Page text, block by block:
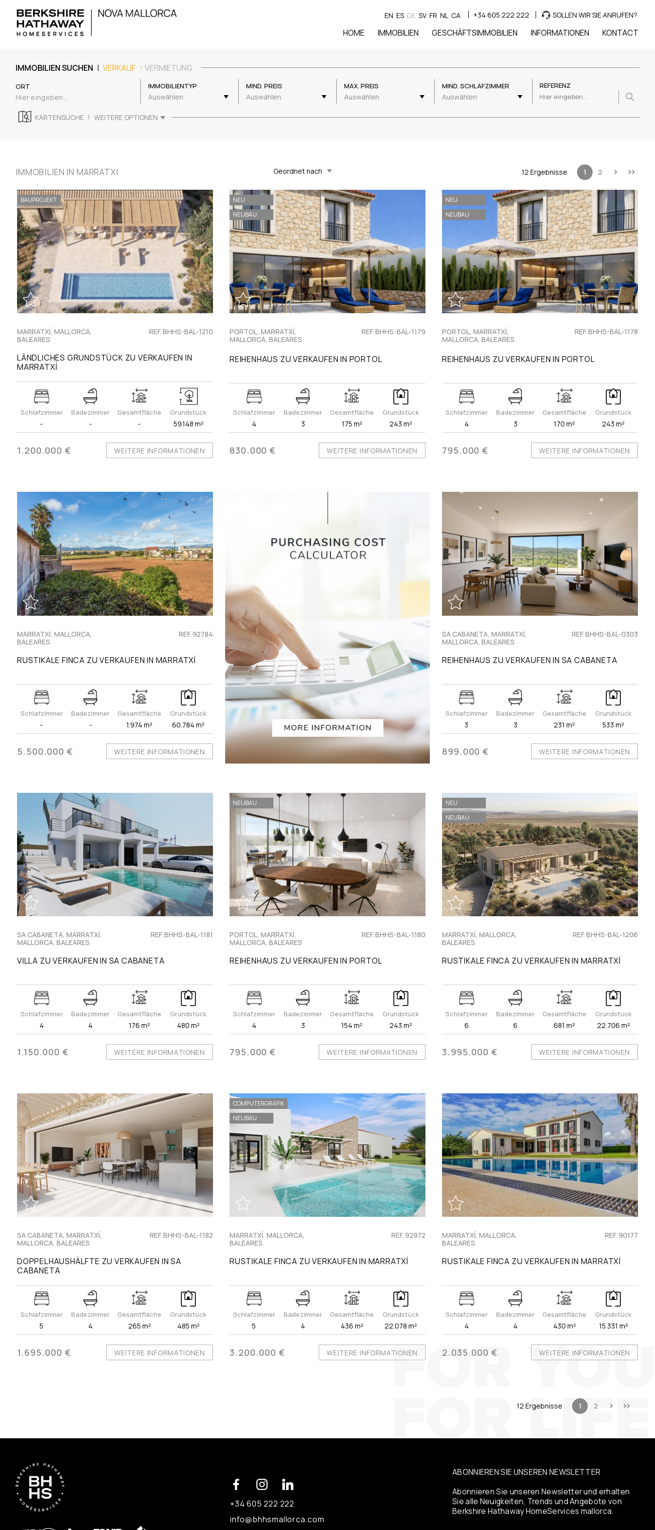
EN ES DE SV FR NL CA +34 605 222 222 SOLLEN WIR SIE ANRUFEN?
HOME IMMOBILIEN GESCHÄFTSIMMOBILIEN INFORMATIONEN KONTACT
IMMOBILIEN SUCHEN | VERKAUF VERMIETUNG
ORT IMMOBILIENTYP
Auswählen
MIND. PREIS
Auswählen
MAX. PREIS
Auswählen
MIND. SCHLAFZIMMER
Auswählen
REFERENZ
KARTENSUCHE | WEITERE OPTIONEN
IMMOBILIEN IN MARRATXI Updated Descending 12 Ergebnisse 1 2
BAUPROJEKT
MARRATXÍ, MALLORCA,
BALEARES
REF. BHHS-BAL-1210
LÄNDLICHES GRUNDSTÜCK ZU VERKAUFEN IN
MARRATXÍ
Schlafzimmer
-
Badezimmer
-
Gesamtfläche
-
Grundstück
59.148 m²
1.200.000 € WEITERE INFORMATIONEN
NEU
NEUBAU
PORTOL, MARRATXÍ,
MALLORCA, BALEARES
REF. BHHS-BAL-1179
REIHENHAUS ZU VERKAUFEN IN PORTOL
Schlafzimmer
4
Badezimmer
3
Gesamtfläche
175 m²
Grundstück
243 m²
830.000 € WEITERE INFORMATIONEN
NEU
NEUBAU
PORTOL, MARRATXÍ,
MALLORCA, BALEARES
REF. BHHS-BAL-1178
REIHENHAUS ZU VERKAUFEN IN PORTOL
Schlafzimmer
4
Badezimmer
3
Gesamtfläche
170 m²
Grundstück
243 m²
795.000 € WEITERE INFORMATIONEN
MARRATXÍ, MALLORCA,
BALEARES
REF. 92784
RUSTIKALE FINCA ZU VERKAUFEN IN MARRATXÍ
Schlafzimmer
-
Badezimmer
-
Gesamtfläche
1.974 m²
Grundstück
60.784 m²
5.500.000 € WEITERE INFORMATIONEN
SA CABANETA, MARRATXÍ,
MALLORCA, BALEARES
REF. BHHS-BAL-0303
REIHENHAUS ZU VERKAUFEN IN SA CABANETA
Schlafzimmer
3
Badezimmer
3
Gesamtfläche
231 m²
Grundstück
533 m²
899.000 € WEITERE INFORMATIONEN
SA CABANETA, MARRATXÍ,
MALLORCA, BALEARES
REF. BHHS-BAL-1181
VILLA ZU VERKAUFEN IN SA CABANETA
Schlafzimmer
4
Badezimmer
4
Gesamtfläche
176 m²
Grundstück
480 m²
1.150.000 € WEITERE INFORMATIONEN
NEUBAU
PORTOL, MARRATXÍ,
MALLORCA, BALEARES
REF. BHHS-BAL-1180
REIHENHAUS ZU VERKAUFEN IN PORTOL
Schlafzimmer
4
Badezimmer
3
Gesamtfläche
154 m²
Grundstück
243 m²
795.000 € WEITERE INFORMATIONEN
NEU
NEUBAU
MARRATXÍ, MALLORCA,
BALEARES
REF. BHHS-BAL-1206
RUSTIKALE FINCA ZU VERKAUFEN IN MARRATXÍ
Schlafzimmer
6
Badezimmer
6
Gesamtfläche
681 m²
Grundstück
22.706 m²
3.995.000 € WEITERE INFORMATIONEN
SA CABANETA, MARRATXÍ,
MALLORCA, BALEARES
REF. BHHS-BAL-1182
DOPPELHAUSHÄLFTE ZU VERKAUFEN IN SA
CABANETA
Schlafzimmer
5
Badezimmer
4
Gesamtfläche
265 m²
Grundstück
485 m²
1.695.000 € WEITERE INFORMATIONEN
COMPUTERGRAFIK
NEUBAU
MARRATXÍ, MALLORCA,
BALEARES
REF. 92972
RUSTIKALE FINCA ZU VERKAUFEN IN MARRATXÍ
Schlafzimmer
5
Badezimmer
4
Gesamtfläche
436 m²
Grundstück
22.078 m²
3.200.000 € WEITERE INFORMATIONEN
MARRATXÍ, MALLORCA,
BALEARES
REF. 90177
RUSTIKALE FINCA ZU VERKAUFEN IN MARRATXÍ
Schlafzimmer
4
Badezimmer
4
Gesamtfläche
430 m²
Grundstück
15.331 m²
2.035.000 € WEITERE INFORMATIONEN
12 Ergebnisse 1 2
+34 605 222 222
info@bhhsmallorca.com
ABONNIEREN SIE UNSEREN NEWSLETTER
Abonnieren Sie unseren Newsletter und erhalten
Sie alle Neuigkeiten, Trends und Angebote von
Berkshire Hathaway HomeServices mallorca.